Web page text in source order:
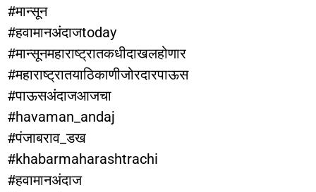
#मान्सून
#हवामानअंदाजtoday
#मान्सूनमहाराष्ट्रातकधीदाखलहोणार
#महाराष्ट्रातयाठिकाणीजोरदारपाऊस
#पाऊसअंदाजआजचा
#havaman_andaj
#पंजाबराव_डख
#khabarmaharashtrachi
#हवामानअंदाज